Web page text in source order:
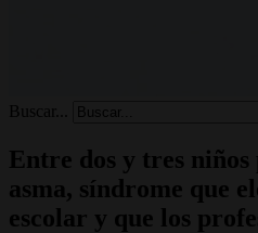
Buscar...
Entre dos y tres
asma, síndrome que
escolar y que los